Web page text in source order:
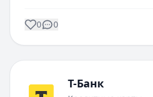
0 0
Т-Банк